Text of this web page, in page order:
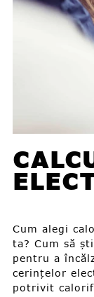
Cum alegi
ta? Cum să
pentru a
cerințelor
potrivit